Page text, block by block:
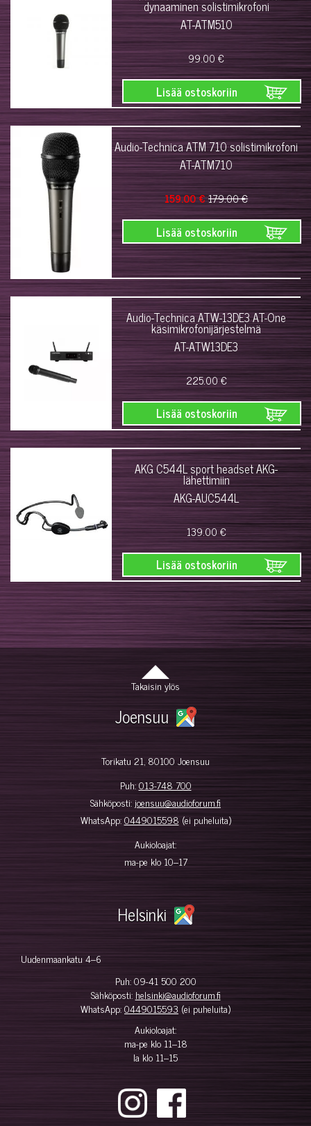
dynaaminen solistimikrofoni
AT-ATM510
99.00 €
Lisää ostoskoriin
Audio-Technica ATM 710 solistimikrofoni
AT-ATM710
159.00 €179.00 €
Lisää ostoskoriin
Audio-Technica ATW-13DE3 AT-One
käsimikrofonijärjestelmä
AT-ATW13DE3
225.00 €
Lisää ostoskoriin
AKG C544L sport headset AKG-
lähettimiin
AKG-AUC544L
139.00 €
Lisää ostoskoriin
Takaisin ylös
Joensuu
Torikatu 21, 80100 Joensuu
Puh:013-748 700
Sähköposti: joensuu@audioforum.fi
WhatsApp:0449015598 (ei puheluita)
Aukioloajat:
ma-pe klo 10–17
Helsinki
Uudenmaankatu 4–6
Puh:09-41 500 200
Sähköposti: helsinki@audioforum.fi
WhatsApp:0449015593 (ei puheluita)
Aukioloajat:
ma-pe klo 11–18
la klo 11–15